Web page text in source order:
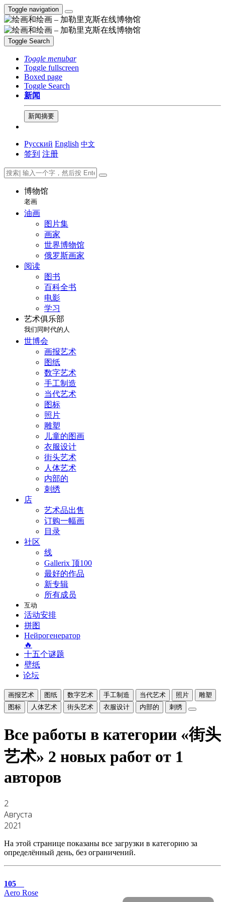
Toggle navigation
Toggle Search
Toggle menubar
Toggle fullscreen
Boxed page
Toggle Search
新闻
新闻摘要
Русский English 中文
签到 注册
博物馆
老画
油画
图片集
画家
世界博物馆
俄罗斯画家
阅读
图书
百科全书
电影
学习
艺术俱乐部
我们同时代的人
世博会
画报艺术
图纸
数字艺术
手工制造
当代艺术
图标
照片
雕塑
儿童的图画
衣服设计
街头艺术
人体艺术
内部的
刺绣
店
艺术品出售
订购一幅画
目录
社区
线
Gallerix 顶100
最好的作品
新专辑
所有成员
互动
活动安排
拼图
Нейрогенератор
🔥
十五个谜题
壁纸
论坛
画报艺术 图纸 数字艺术 手工制造 当代艺术 照片
雕塑
图标
人体艺术 街头艺术 衣服设计 内部的 刺绣
Все работы в категории «街头
艺术» 2 новых работ от 1
авторов
2
Августа
2021
На этой странице показаны все загрузки в категорию за
определённый день, без ограничений.
105
Aero Rose